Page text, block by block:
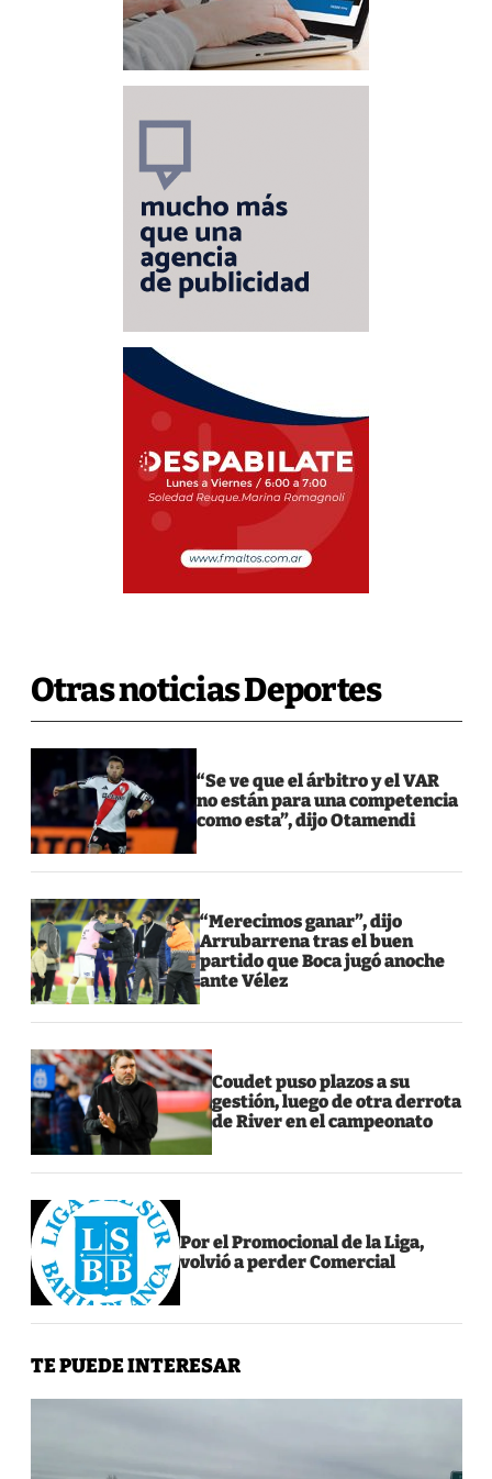
Otras noticias Deportes
“Se ve que el árbitro y el VAR
no están para una competencia
como esta”, dijo Otamendi
“Merecimos ganar”, dijo
Arrubarrena tras el buen
partido que Boca jugó anoche
ante Vélez
Coudet puso plazos a su
gestión, luego de otra derrota
de River en el campeonato
Por el Promocional de la Liga,
volvió a perder Comercial
TE PUEDE INTERESAR